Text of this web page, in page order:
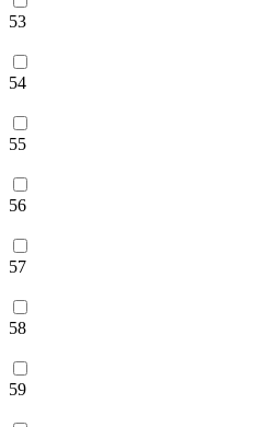
53
54
55
56
57
58
59